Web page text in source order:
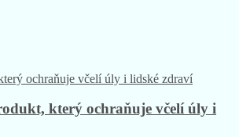
který ochraňuje včelí úly i